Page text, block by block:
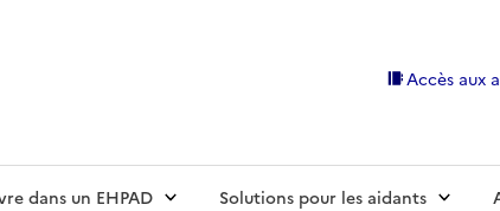
Accès aux
dans un EHPAD Solutions pour les aidants